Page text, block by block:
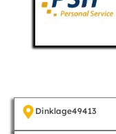
Dinklage49413